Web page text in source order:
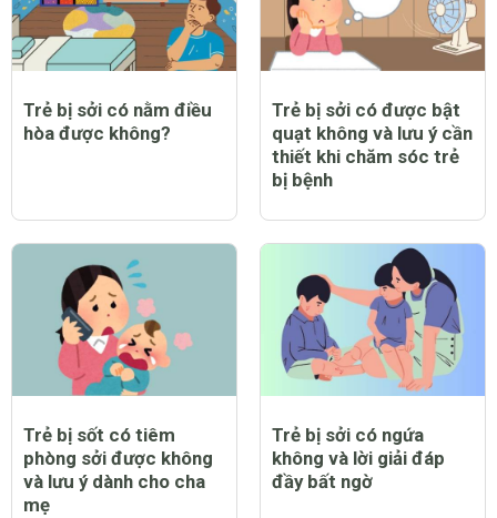
Trẻ bị sởi có nằm điều
hòa được không?
Trẻ bị sởi có được bật
quạt không và lưu ý cần
thiết khi chăm sóc trẻ
bị bệnh
Trẻ bị sốt có tiêm
phòng sởi được không
và lưu ý dành cho cha
mẹ
Trẻ bị sởi có ngứa
không và lời giải đáp
đầy bất ngờ